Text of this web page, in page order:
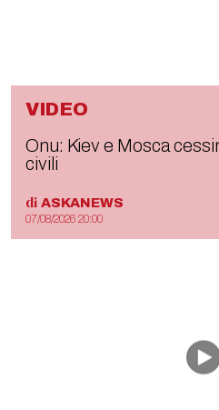
VIDEO
Onu: Kiev e Mosca
civili
di ASKANEWS
07/08/2026 20:00